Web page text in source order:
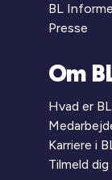
BL
Presse
Om
Hvad er
Karriere i
Tilmeld